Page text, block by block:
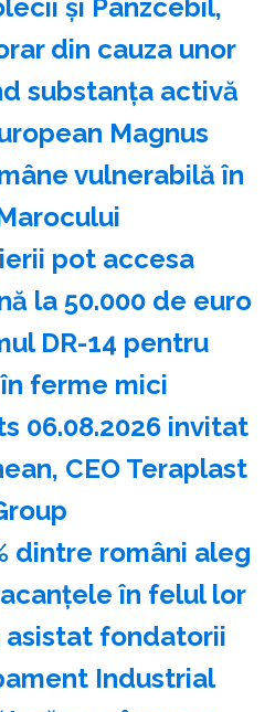
şi Panzcebil,
din cauza unor
substanţa activă
Magnus
vulnerabilă în
pot accesa
la 50.000 de euro
DR-14 pentru
ferme mici
06.08.2026 invitat
CEO Teraplast
dintre români aleg
în felul lor
asistat fondatorii
Industrial